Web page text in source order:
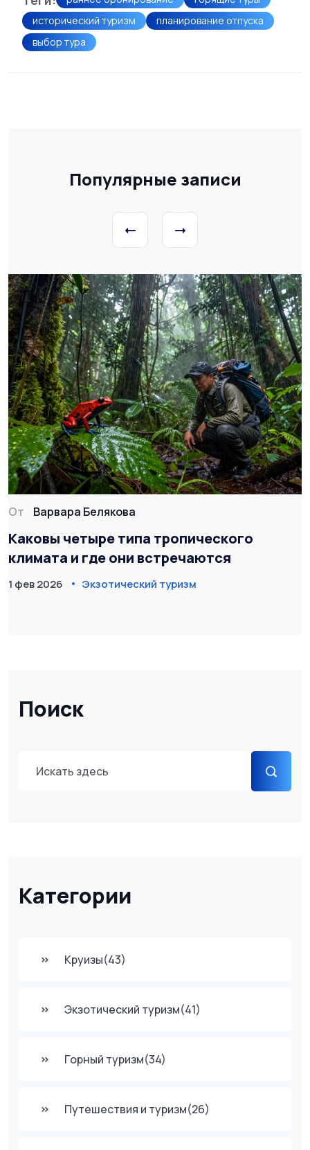
Поиск
Категории
Круизы(43)
Экзотический туризм(41)
Горный туризм(34)
Путешествия и туризм(26)
исторический туризм
планирование отпуска
выбор тура
Популярные записи
От Варвара Белякова
Каковы четыре типа тропического
климата и где они встречаются
1 фев 2026 Экзотический туризм